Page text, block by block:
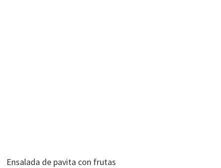
Ensalada de pavita con frutas